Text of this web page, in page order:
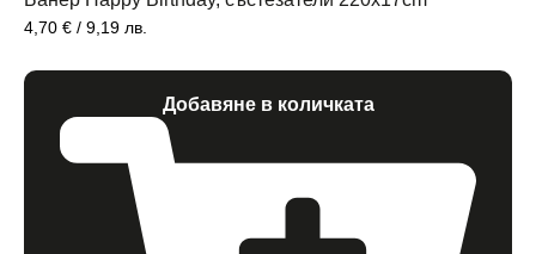
4,70 € / 9,19 лв.
Добавяне в количката